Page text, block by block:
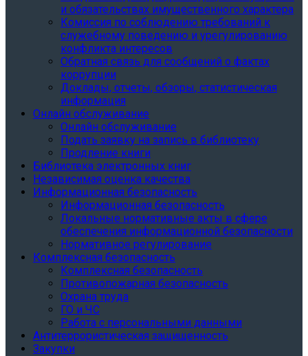
и обязательствах имущественного характера
Комиссия по соблюдению требований к
служебному поведению и урегулированию
конфликта интересов
Обратная связь для сообщений о фактах
коррупции
Доклады, отчеты, обзоры, статистическая
информация
Онлайн обслуживание
Онлайн обслуживание
Подать заявку на запись в библиотеку
Продление книги
Библиотека электронных книг
Независимая оценка качества
Информационная безопасность
Информационная безопасность
Локальные нормативные акты в сфере
обеспечения информационной безопасности
Нормативное регулирование
Комплексная безопасность
Комплексная безопасность
Противопожарная безопасность
Охрана труда
ГО и ЧС
Работа с персональными данными
Антитеррористическая защищенность
Закупки